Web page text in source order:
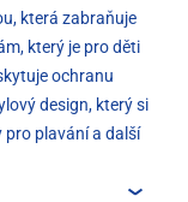
která zabraňuje
který je pro děti
ochranu
design, který si
pro plavání a další